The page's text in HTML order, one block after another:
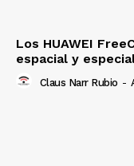
Los HUAWEI
espacial y
Claus Narr Rubio -